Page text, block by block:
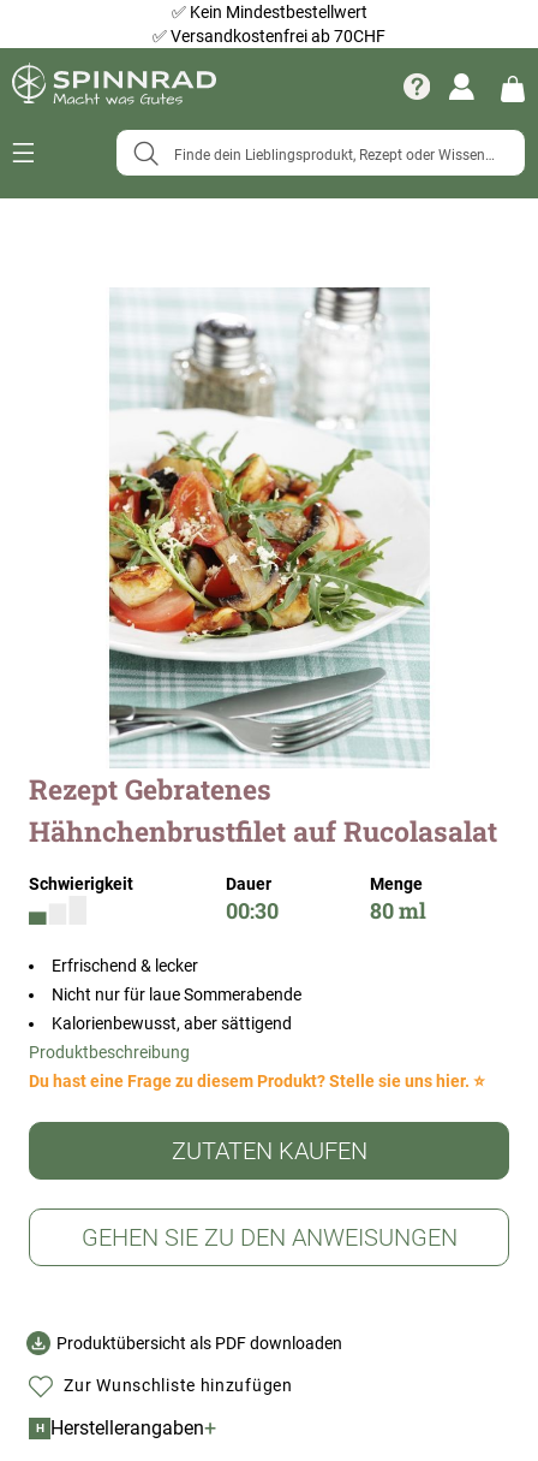
✅ Kein Mindestbestellwert
✅Versandkostenfrei ab 70CHF
Navigation
Bildergalerie
Zum
Anfang
der
springen
Rezept Gebratenes
Hähnchenbrustfilet auf Rucolasalat
Schwierigkeit Dauer
00:30
Menge
80 ml
Erfrischend & lecker
Nicht nur für laue Sommerabende
Kalorienbewusst, aber sättigend
Produktbeschreibung
Du hast eine Frage zu diesem Produkt? Stelle sie uns hier. ⭐
ZUTATEN KAUFEN
GEHEN SIE ZU DEN ANWEISUNGEN
Produktübersicht als PDF downloaden
Zur Wunschliste hinzufügen
H Herstellerangaben+